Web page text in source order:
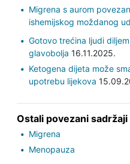
Migrena s aurom
ishemijskog moždanog
Gotovo trećina ljudi
glavobolja 16.11.2025.
Ketogena dijeta može
upotrebu lijekova
Ostali povezani sadržaji
Migrena
Menopauza